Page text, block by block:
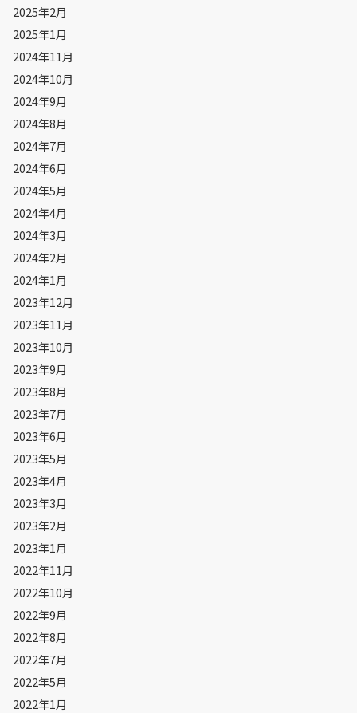
2025年2月
2025年1月
2024年11月
2024年10月
2024年9月
2024年8月
2024年7月
2024年6月
2024年5月
2024年4月
2024年3月
2024年2月
2024年1月
2023年12月
2023年11月
2023年10月
2023年9月
2023年8月
2023年7月
2023年6月
2023年5月
2023年4月
2023年3月
2023年2月
2023年1月
2022年11月
2022年10月
2022年9月
2022年8月
2022年7月
2022年5月
2022年1月